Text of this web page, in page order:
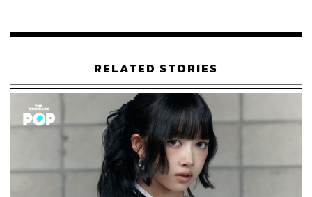
ทำให้เกิดแนวเพลงใหม่อย่าง Neo Fusion Groove ในแบบ
‘Crazy’ ที่เมื่อนำมาหลอมรวมกันแล้ว จึงทำให้เพลงใหม่ของ
พวกเธอให้ความรู้สึกราวกับตกอยู่ในสถานการณ์ที่ถูกดูดกลืน
สู่วังวนแห่งความรัก
คลิกชมมิวสิกวิดีโอเพลง LOCO(พร้อมซับไตเติลภาษาไทย)
ได้ที่นี่:
RELATED STORIES